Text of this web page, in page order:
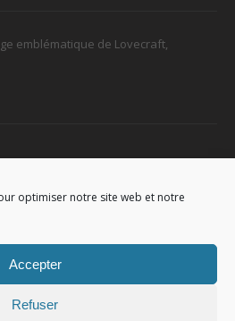
optimiser notre site web et notre
Accepter
Refuser
emblématique de Lovecraft,